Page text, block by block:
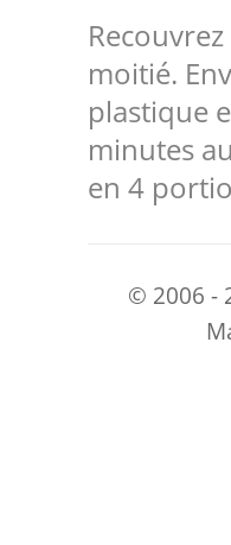
moitié.
plastique
minutes
en 4
© 2006 -